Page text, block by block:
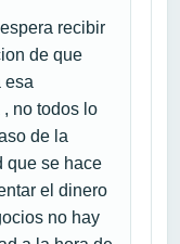
recibir
de que
esa
no todos lo
de la
que se hace
el dinero
no hay